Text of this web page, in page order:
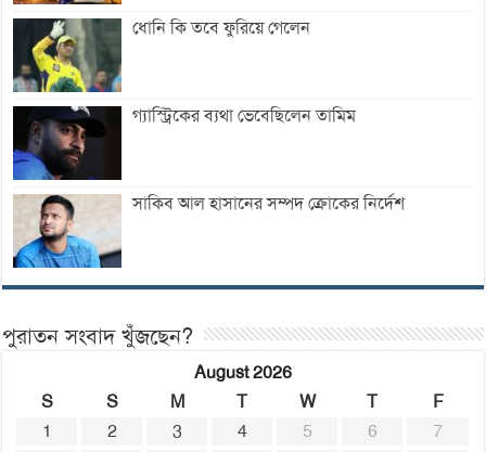
ধোনি কি তবে ফুরিয়ে গেলেন
গ্যাস্ট্রিকের ব্যথা ভেবেছিলেন তামিম
সাকিব আল হাসানের সম্পদ ক্রোকের নির্দেশ
পুরাতন সংবাদ খুঁজছেন?
August 2026
S
S M T W T
F
1
2 3 4 5 6
7